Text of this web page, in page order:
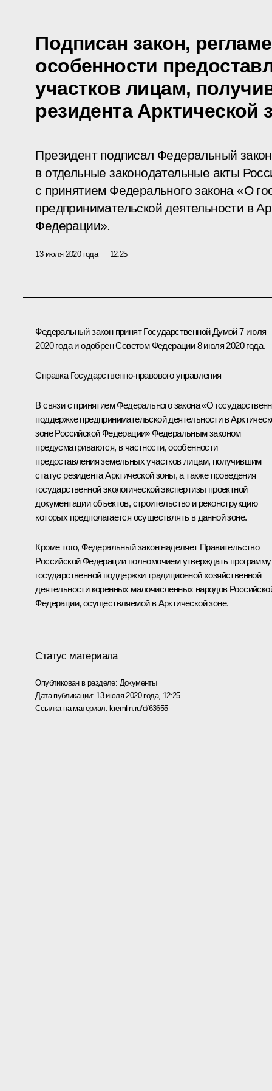
Подписан закон,
особенности
участков лицам,
резидента Арктической
Президент подписал Федеральный
в отдельные законодательные акты
с принятием Федерального закона «О
предпринимательской деятельности в
Федерации».
13 июля 2020 года 12:25
Федеральный закон принят Государственной Думой 7 июля
2020 года и одобрен Советом Федерации 8 июля 2020 года.
Справка Государственно-правового управления
В связи с принятием Федерального закона «О
поддержке предпринимательской деятельности в
зоне Российской Федерации» Федеральным законом
предусматриваются, в частности, особенности
предоставления земельных участков лицам, получившим
статус резидента Арктической зоны, а также проведения
государственной экологической экспертизы проектной
документации объектов, строительство и реконструкцию
которых предполагается осуществлять в данной зоне.
Кроме того, Федеральный закон наделяет Правительство
Российской Федерации полномочием утверждать программу
государственной поддержки традиционной хозяйственной
деятельности коренных малочисленных народов
Федерации, осуществляемой в Арктической зоне.
Статус материала
Опубликован в разделе: Документы
Дата публикации: 13 июля 2020 года, 12:25
Ссылка на материал: kremlin.ru/d/63655